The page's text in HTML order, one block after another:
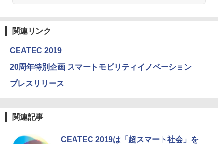
関連リンク
CEATEC 2019
20周年特別企画 スマートモビリティイノベーション
プレスリリース
関連記事
CEATEC 2019は「超スマート社会」を